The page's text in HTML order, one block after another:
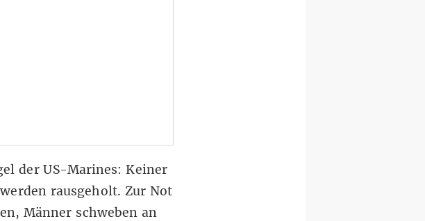
der US-Marines: Keiner
rausgeholt. Zur Not
Männer schweben an